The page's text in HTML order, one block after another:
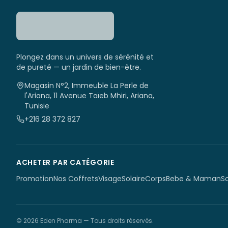
Plongez dans un univers de sérénité et
de pureté — un jardin de bien-être.
Magasin N°2, Immeuble La Perle de
l'Ariana, 11 Avenue Taïeb Mhiri, Ariana,
Tunisie
+216 28 372 827
ACHETER PAR CATÉGORIE
PromotionNos CoffretsVisageSolaireCorpsBebe & Maman
© 2026 Eden Pharma — Tous droits réservés.